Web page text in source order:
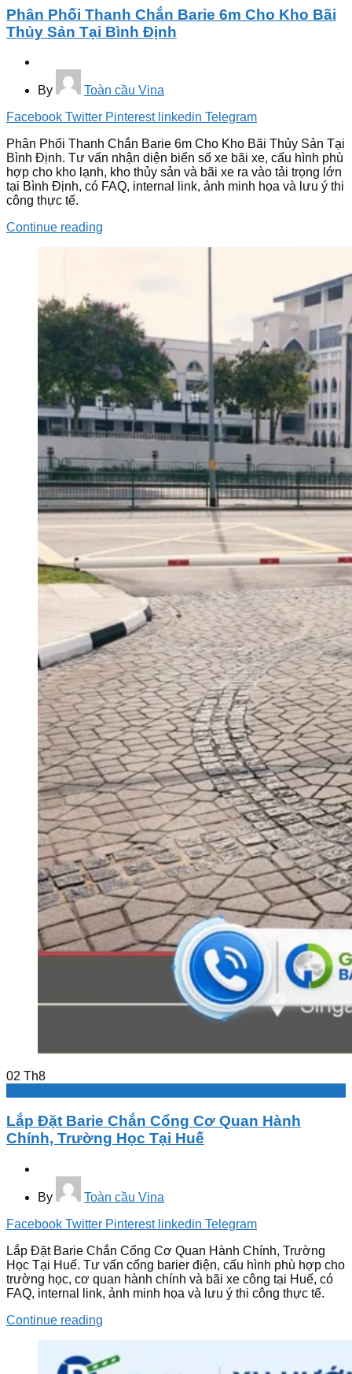
Phân Phối Thanh Chắn Barie 6m Cho Kho Bãi
Thủy Sản Tại Bình Định
By
Toàn cầu Vina
Facebook Twitter Pinterest linkedin Telegram
Phân Phối Thanh Chắn Barie 6m Cho Kho Bãi Thủy Sản Tại
Bình Định. Tư vấn nhận diện biển số xe bãi xe, cấu hình phù
hợp cho kho lạnh, kho thủy sản và bãi xe ra vào tải trọng lớn
tại Bình Định, có FAQ, internal link, ảnh minh họa và lưu ý thi
công thực tế.
Continue reading
02 Th8
Lắp Đặt Barie Chắn Cổng Cơ Quan Hành
Chính, Trường Học Tại Huế
By
Toàn cầu Vina
Facebook Twitter Pinterest linkedin Telegram
Lắp Đặt Barie Chắn Cổng Cơ Quan Hành Chính, Trường
Học Tại Huế. Tư vấn cổng barier điện, cấu hình phù hợp cho
trường học, cơ quan hành chính và bãi xe công tại Huế, có
FAQ, internal link, ảnh minh họa và lưu ý thi công thực tế.
Continue reading